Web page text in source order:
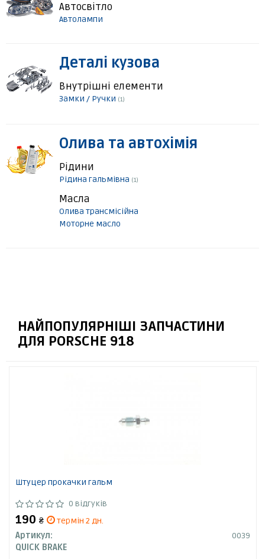
Автосвітло
Автолампи
Деталі кузова
Внутрішні елементи
Замки / Ручки (1)
Олива та автохімія
Рідини
Рідина гальмівна (1)
Масла
Олива трансмісійна
Моторне масло
НАЙПОПУЛЯРНІШІ ЗАПЧАСТИНИ
ДЛЯ PORSCHE 918
Штуцер прокачки гальм
0 відгуків
190 ₴
термін 2 дн.
Артикул:
0039
QUICK BRAKE